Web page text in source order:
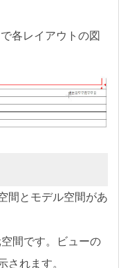
各レイアウトの図
間とモデル空間があ
間です。ビューの
されます。